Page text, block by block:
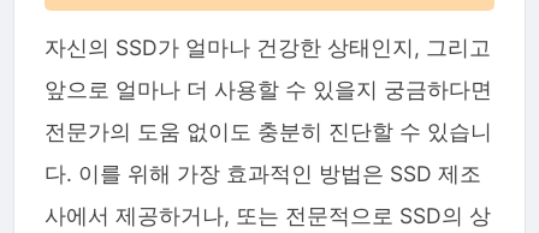
자신의 SSD가 얼마나 건강한 상태인지, 그리고
앞으로 얼마나 더 사용할 수 있을지 궁금하다면
전문가의 도움 없이도 충분히 진단할 수 있습니
다. 이를 위해 가장 효과적인 방법은 SSD 제조
사에서 제공하거나, 또는 전문적으로 SSD의 상